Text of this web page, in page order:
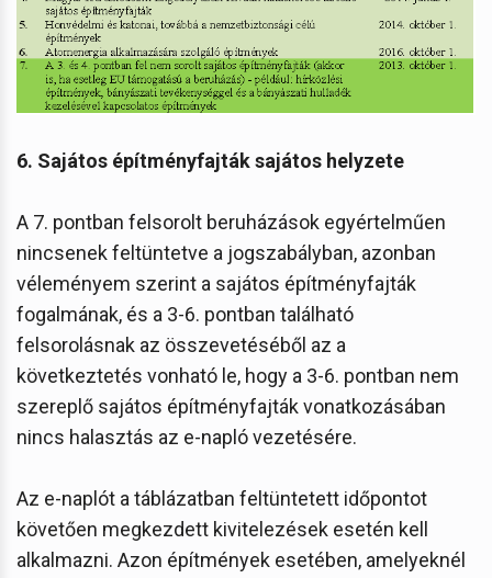
6. Sajátos építményfajták sajátos helyzete
A 7. pontban felsorolt beruházások egyértelműen
nincsenek feltüntetve a jogszabályban, azonban
véleményem szerint a sajátos építményfajták
fogalmának, és a 3-6. pontban található
felsorolásnak az összevetéséből az a
következtetés vonható le, hogy a 3-6. pontban nem
szereplő sajátos építményfajták vonatkozásában
nincs halasztás az e-napló vezetésére.
Az e-naplót a táblázatban feltüntetett időpontot
követően megkezdett kivitelezések esetén kell
alkalmazni. Azon építmények esetében, amelyeknél